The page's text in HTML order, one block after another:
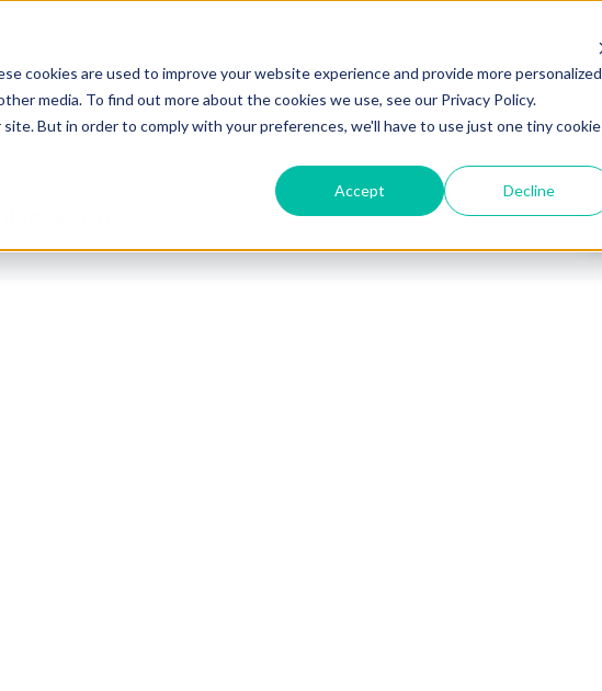
cookies are used to improve your website experience and provide more personalized
media. To find out more about the cookies we use, see our Privacy Policy.
But in order to comply with your preferences, we'll have to use just one tiny cookie
Accept Decline
Industrias Plataforma Partners